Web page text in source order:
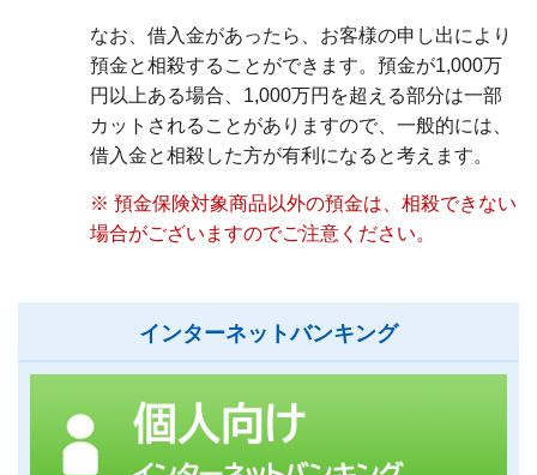
なお、借入金があったら、お客様の申し出により
預金と相殺することができます。預金が1,000万
円以上ある場合、1,000万円を超える部分は一部
カットされることがありますので、一般的には、
借入金と相殺した方が有利になると考えます。
※ 預金保険対象商品以外の預金は、相殺できない
場合がございますのでご注意ください。
インターネットバンキング